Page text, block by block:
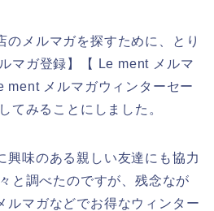
のメルマガを探すために、とり
マガ登録】【 Le ment メルマ
ment メルマガウィンターセー
てみることにしました。
興味のある親しい友達にも協力
と調べたのですが、残念なが
ルマガなどでお得なウィンター